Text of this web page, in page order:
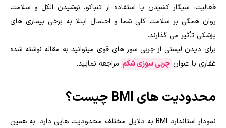
فعالیت، سیگار کشیدن یا استفاده از تنباکو، نوشیدن الکل و سلامت
روان همگی بر سلامت کلی شما و احتمال ابتلا به برخی بیماری های
پزشکی تأثیر می گذارند.
برای دیدن لیستی از چربی سوز های قوی میتوانید به مقاله نوشته شده
غفاری با عنوان چربی سوزی شکم مراجعه نمایید.
محدودیت های BMI چیست؟
نمودار استاندارد BMI به دلایل مختلف محدودیت هایی دارد. به همین